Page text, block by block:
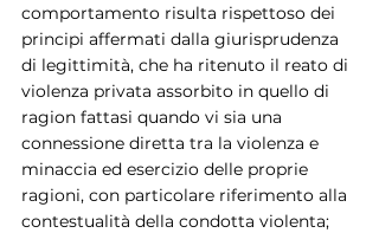
comportamento risulta rispettoso dei
principi affermati dalla giurisprudenza
di legittimità, che ha ritenuto il reato di
violenza privata assorbito in quello di
ragion fattasi quando vi sia una
connessione diretta tra la violenza e
minaccia ed esercizio delle proprie
ragioni, con particolare riferimento alla
contestualità della condotta violenta;